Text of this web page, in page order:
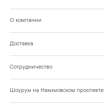
О компании
Доставка
Сотрудничество
Шоурум на Нахимовском проспекте